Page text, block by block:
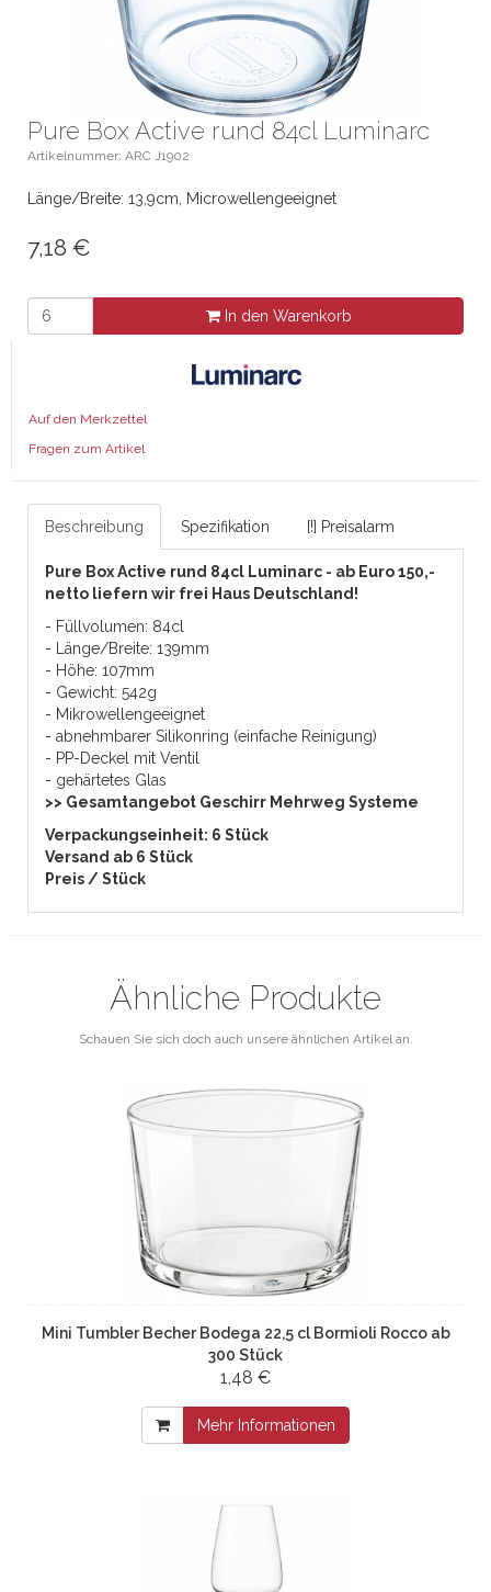
Pure Box Active rund 84cl Luminarc
Artikelnummer: ARC J1902
Länge/Breite: 13,9cm, Microwellengeeignet
7,18 €
In den Warenkorb
Auf den Merkzettel
Fragen zum Artikel
Beschreibung Spezifikation [!] Preisalarm
Pure Box Active rund 84cl Luminarc - ab Euro 150,-
netto liefern wir frei Haus Deutschland!
- Füllvolumen: 84cl
- Länge/Breite: 139mm
- Höhe: 107mm
- Gewicht: 542g
- Mikrowellengeeignet
- abnehmbarer Silikonring (einfache Reinigung)
- PP-Deckel mit Ventil
- gehärtetes Glas
>> Gesamtangebot Geschirr Mehrweg Systeme
Verpackungseinheit: 6 Stück
Versand ab 6 Stück
Preis / Stück
Ähnliche Produkte
Schauen Sie sich doch auch unsere ähnlichen Artikel an.
Mini Tumbler Becher Bodega 22,5 cl Bormioli Rocco ab
300 Stück
1,48 €
Mehr Informationen